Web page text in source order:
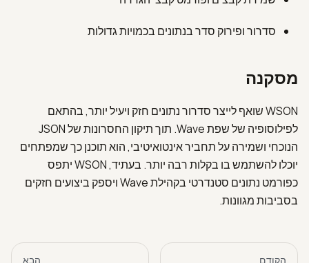
סדרור ופירוק סדר בנתונים בכמויות גדולות
מסקנה
WSON שואף לייצר סדרור נתונים חזק ויעיל יותר, בהתאם
לפילוסופיה של שפת Wave. תוך תיקון החסרונות של JSON
הנוכחי ושמירה על תחביר אינטואיטיבי, הוא תוכנן כך שמפתחים
יוכלו להשתמש בו בקלות רבה יותר. בעתיד, WSON יתפס
כפורמט נתונים סטנדרטי בקהילת Wave ויספק ביצועים חזקים
בסביבות מגוונות.
הקודם הבא